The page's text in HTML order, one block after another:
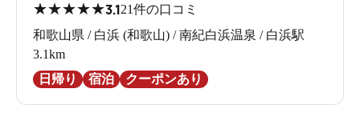
★★★★★3.121件の口コミ
和歌山県 / 白浜 (和歌山) / 南紀白浜温泉 / 白浜駅
3.1km
日帰り
宿泊 クーポンあり